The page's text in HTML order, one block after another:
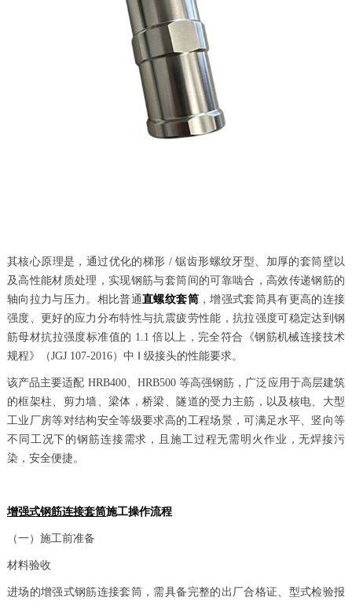
其核心原理是，通过优化的梯形 / 锯齿形螺纹牙型、加厚的套筒壁以
及高性能材质处理，实现钢筋与套筒间的可靠啮合，高效传递钢筋的
轴向拉力与压力。相比普通直螺纹套筒，增强式套筒具有更高的连接
强度、更好的应力分布特性与抗震疲劳性能，抗拉强度可稳定达到钢
筋母材抗拉强度标准值的 1.1 倍以上，完全符合《钢筋机械连接技术
规程》（JGJ 107-2016）中 Ⅰ 级接头的性能要求。
该产品主要适配 HRB400、HRB500 等高强钢筋，广泛应用于高层建筑
的框架柱、剪力墙、梁体，桥梁、隧道的受力主筋，以及核电、大型
工业厂房等对结构安全等级要求高的工程场景，可满足水平、竖向等
不同工况下的钢筋连接需求，且施工过程无需明火作业，无焊接污
染，安全便捷。
增强式钢筋连接套筒施工操作流程
（一）施工前准备
材料验收
进场的增强式钢筋连接套筒，需具备完整的出厂合格证、型式检验报